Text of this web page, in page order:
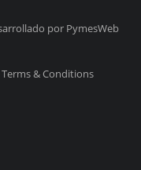
por PymesWeb
Terms & Conditions